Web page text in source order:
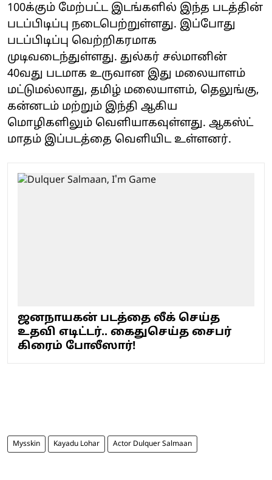
100க்கும் மேற்பட்ட இடங்களில் இந்த படத்தின்
படப்பிடிப்பு நடைபெற்றுள்ளது. இப்போது
படப்பிடிப்பு வெற்றிகரமாக
முடிவடைந்துள்ளது. துல்கர் சல்மானின்
40வது படமாக உருவான இது மலையாளம்
மட்டுமல்லாது, தமிழ் மலையாளம், தெலுங்கு,
கன்னடம் மற்றும் இந்தி ஆகிய
மொழிகளிலும் வெளியாகவுள்ளது. ஆகஸ்ட்
மாதம் இப்படத்தை வெளியிட உள்ளனர்.
ஜனநாயகன் படத்தை லீக் செய்த
உதவி எடிட்டர்.. கைதுசெய்த சைபர்
கிரைம் போலீஸார்!
Mysskin Kayadu Lohar Actor Dulquer Salmaan